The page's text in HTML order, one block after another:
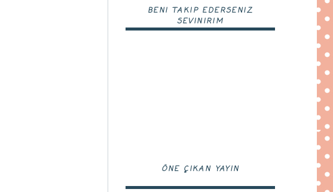
BENI TAKIP EDERSENIZ
SEVINIRIM
ÖNE ÇIKAN YAYIN